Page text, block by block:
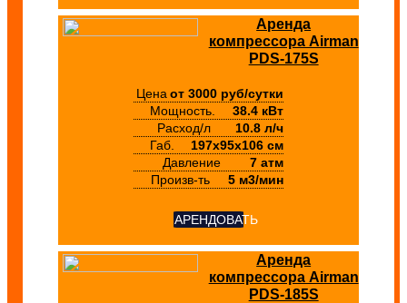
Аренда
компрессора Airman
PDS-175S
Цена от 3000 руб/сутки
Мощность.
38.4 кВт
Расход/л
10.8 л/ч
Габ.
197х95х106 см
Давление
7 атм
Произв-ть
5 м3/мин
АРЕНДОВАТЬ
Аренда
компрессора Airman
PDS-185S